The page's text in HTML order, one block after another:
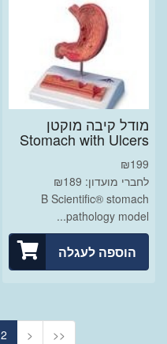
מודל קיבה מוקטן
Stomach with Ulcers
₪199
לחברי מועדון: ₪189
B Scientific® stomach
pathology model...
הוספה לעגלה
2 > >>